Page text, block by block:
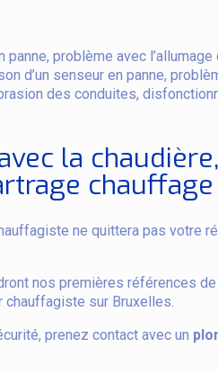
problème avec
senseur en panne,
des conduites,
la
ne quittera pas votre
nos premières références
sur Bruxelles.
prenez contact avec un